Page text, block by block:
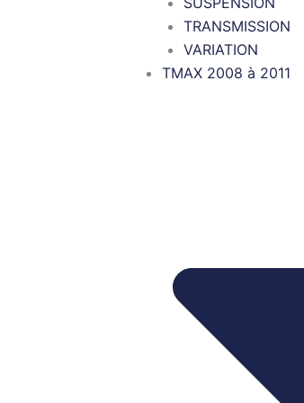
TRANSMISSION
VARIATION
TMAX 2008 à 2011